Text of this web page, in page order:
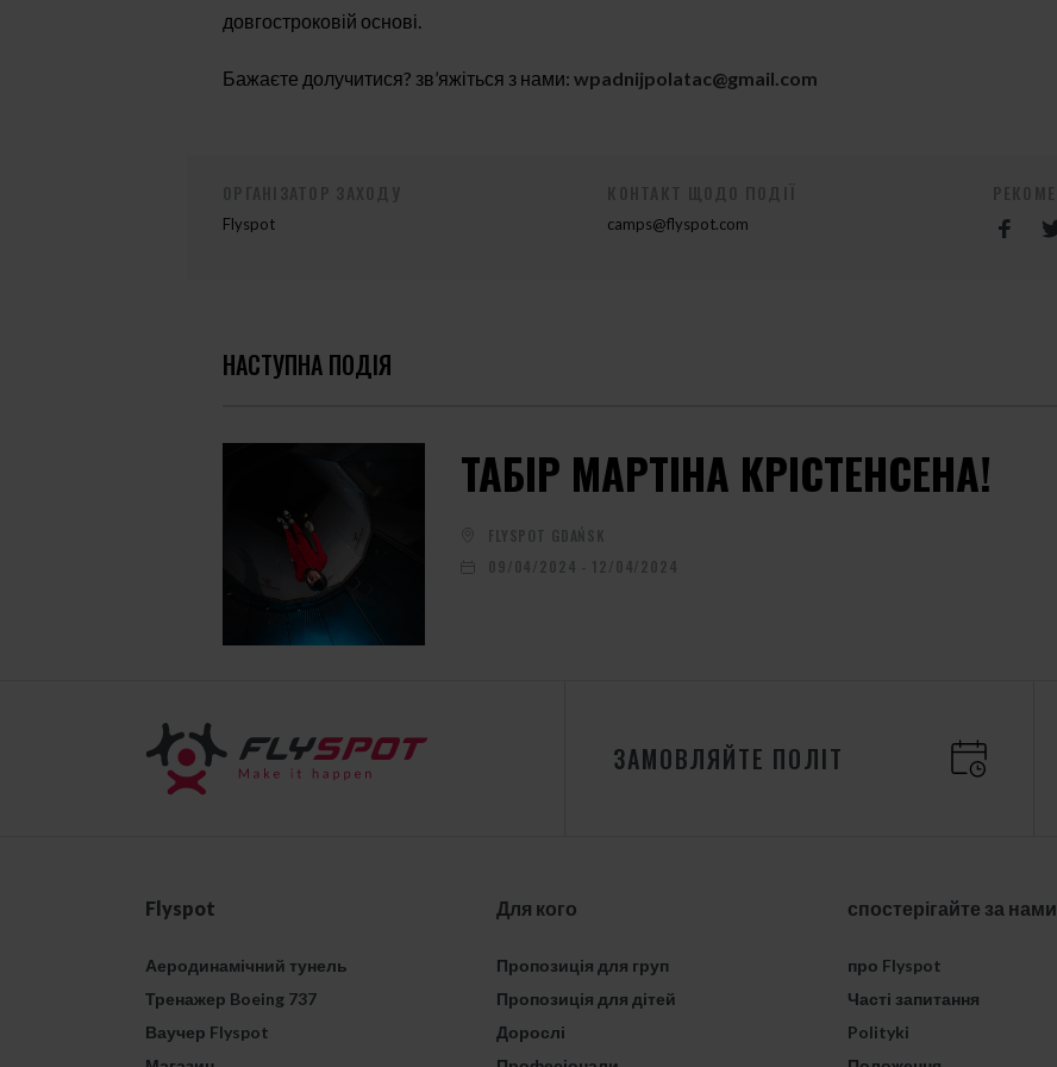
довгостроковій основі.
Бажаєте долучитися? зв’яжіться з нами: wpadnijpolatac@gmail.com
Flyspot camps@flyspot.com
НАСТУПНА ПОДІЯ
ТАБІР МАРТІНА КРІСТЕНСЕНА!
FLYSPOT GDAŃSK
09/04/2024 - 12/04/2024
ЗАМОВЛЯЙТЕ ПОЛІТ
Flyspot
Аеродинамічний тунель
Тренажер Boeing 737
Ваучер Flyspot
Для кого
Пропозиція для груп
Пропозиція для дітей
Дорослі
спостерігайте за нами
про Flyspot
Часті запитання
Polityki